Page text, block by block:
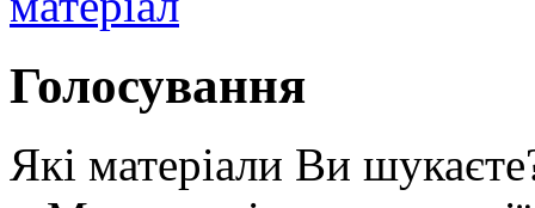
Голосування
Які матеріали Ви